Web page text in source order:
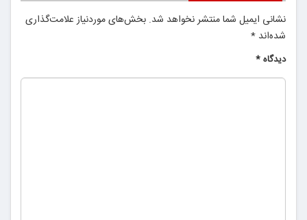
نشانی ایمیل شما منتشر نخواهد شد. بخش‌های موردنیاز علامت‌گذاری
شده‌اند *
دیدگاه*